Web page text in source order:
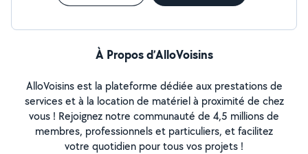
À Propos d’AlloVoisins
AlloVoisins est la plateforme dédiée aux prestations de
services et à la location de matériel à proximité de chez
vous ! Rejoignez notre communauté de 4,5 millions de
membres, professionnels et particuliers, et facilitez
votre quotidien pour tous vos projets !